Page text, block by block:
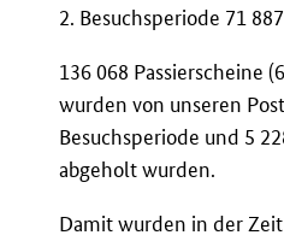
2. Besuchsperiode 71
136 068 Passierscheine
wurden von unseren
Besuchsperiode und 5
abgeholt wurden.
Damit wurden in der Zeit